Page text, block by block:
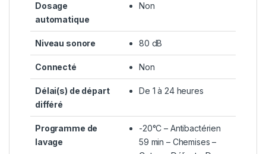
Dosage
automatique
Non
Niveau sonore 80 dB
Connecté Non
Délai(s) de départ
différé
De 1 à 24 heures
Programme de
lavage
-20°C – Antibactérien
59 min – Chemises –